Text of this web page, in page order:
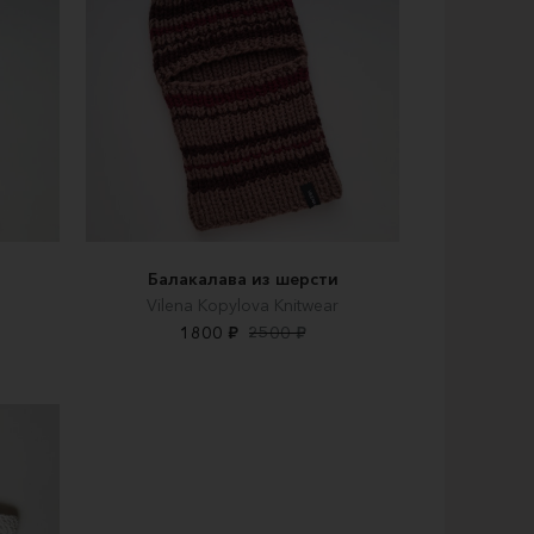
Балакалава из шерсти
Vilena Kopylova Knitwear
1800 ₽ 2500 ₽